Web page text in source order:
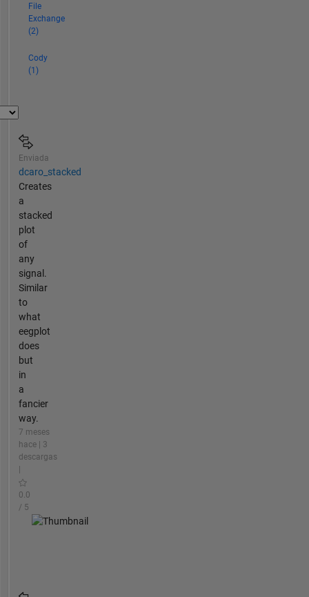
File
Exchange
(2)
Cody
(1)
Enviada
dcaro_stacked
Creates
a
stacked
plot
of
any
signal.
Similar
to
what
eegplot
does
but
in
a
fancier
way.
7 meses
hace | 3
descargas
|
0.0
/ 5